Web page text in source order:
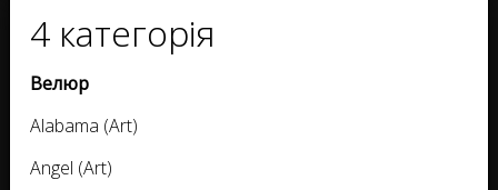
4 категорія
Велюр
Alabama (Art)
Angel (Art)